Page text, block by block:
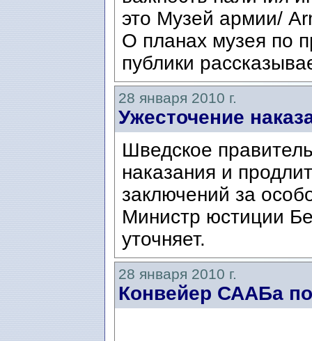
это Музей армии/
О планах музея по
публики
28 января 2010 г.
Ужесточение
Шведское
наказания и
заключений за
Министр юстиции
уточняет.
28 января 2010 г.
Конвейер СААБа